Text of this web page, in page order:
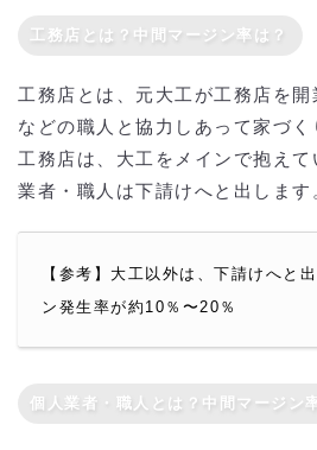
工務店とは？中間マージン率は？
工務店とは、元大工が工務店を
などの職人と協力しあって家づく
工務店は、大工をメインで抱え
業者・職人は下請けへと出します
【参考】大工以外は、下請けへと
ン発生率が約10％〜20％
個人業者・職人とは？中間マージン